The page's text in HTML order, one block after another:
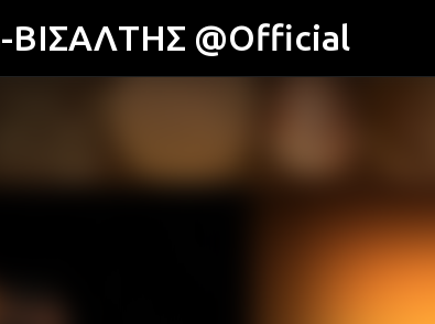
ΒΙΣΑΛΤΗΣ @Official